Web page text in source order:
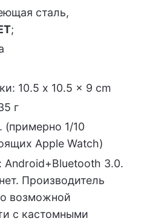
сталь,
;
10.5 x 10.5 x 9 cm
г
. (примерно 1/10
Apple Watch)
3.0.
Производитель
возможной
с кастомными